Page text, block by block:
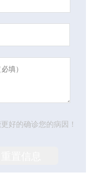
好的确诊您的病因！